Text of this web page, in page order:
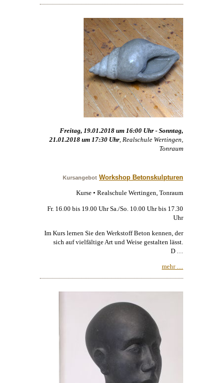
Freitag, 19.01.2018 um 16:00 Uhr - Sonntag,
21.01.2018 um 17:30 Uhr , Realschule Wertingen,
Tonraum
Kursangebot Workshop Betonskulpturen
Kurse • Realschule Wertingen, Tonraum
Fr. 16.00 bis 19.00 Uhr Sa./So. 10.00 Uhr bis 17.30
Uhr
Im Kurs lernen Sie den Werkstoff Beton kennen, der
sich auf vielfältige Art und Weise gestalten lässt.
D …
mehr …